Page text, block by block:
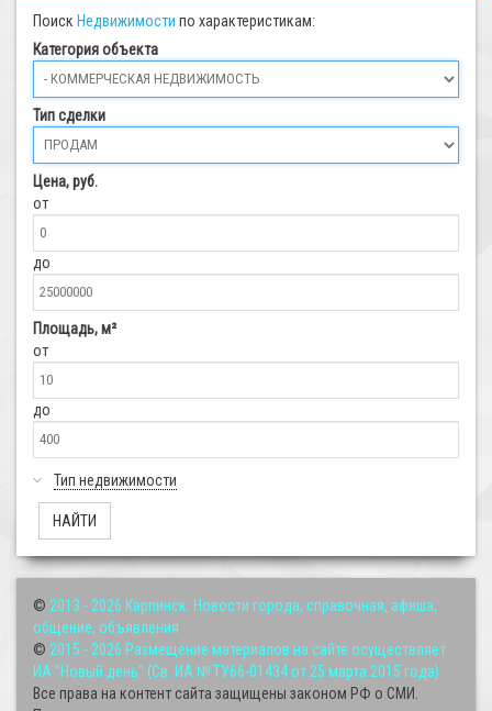
Поиск Недвижимости по характеристикам:
Категория объекта
Тип сделки
Цена, руб.
от
до
Площадь, м²
от
до
Тип недвижимости
© 2013 - 2026 Карпинск. Новости города, справочная, афиша,
общение, объявления
© 2015 - 2026 Размещение материалов на сайте осуществляет
ИА "Новый день" (Св. ИА № ТУ66-01434 от 25 марта 2015 года)
Все права на контент сайта защищены законом РФ о СМИ.